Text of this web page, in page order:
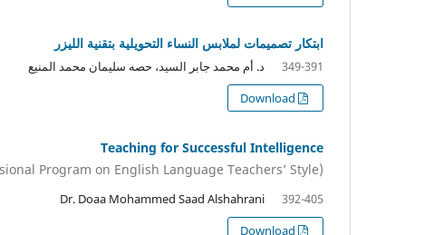
ابتكار تصميمات لملابس النساء التحويلية بتقنية الليزر
د. أم محمد جابر السيد، حصه سليمان محمد المنيع
349-391
Teaching for Successful Intelligence
(The impact of Professional Program on English Language Teachers’ Style)
Dr. Doaa Mohammed Saad Alshahrani
392-405